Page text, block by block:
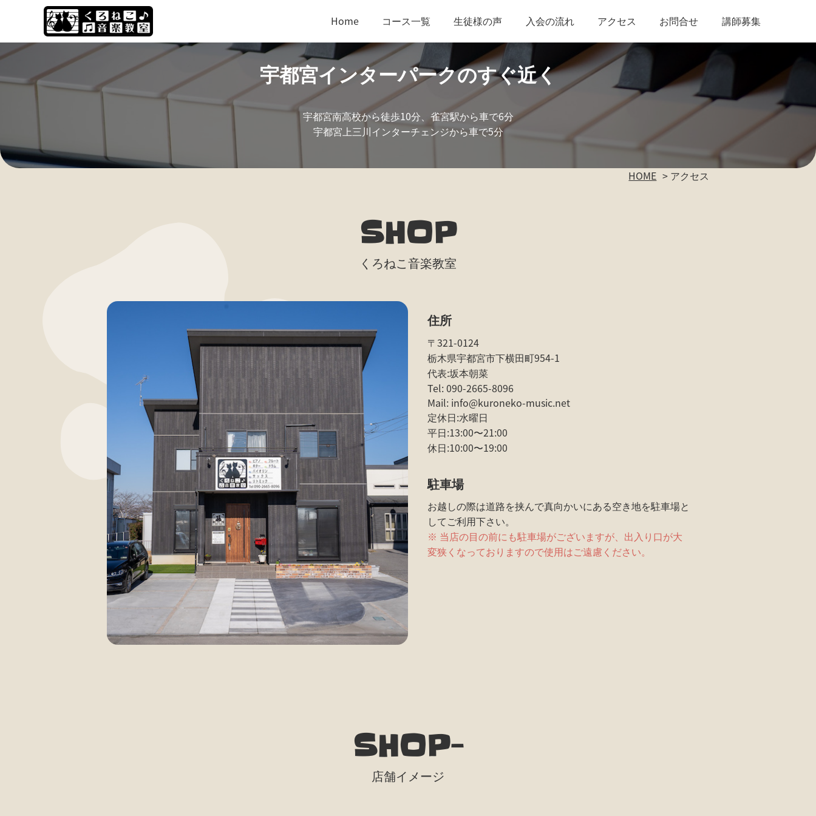
Home コース一覧 生徒様の声 入会の流れ アクセス お問合せ 講師募集
宇都宮インターパークのすぐ近く
宇都宮南高校から徒歩10分、雀宮駅から車で6分
宇都宮上三川インターチェンジから車で5分
HOME アクセス
SHOP
くろねこ音楽教室
住所
〒321-0124
栃木県宇都宮市下横田町954-1
代表:坂本朝菜
Tel: 090-2665-8096
Mail: info@kuroneko-music.net
定休日:水曜日
平日:13:00〜21:00
休日:10:00〜19:00
駐車場
お越しの際は道路を挟んで真向かいにある空き地を駐車場と
してご利用下さい。
※ 当店の目の前にも駐車場がございますが、出入り口が大
変狭くなっておりますので使用はご遠慮ください。
SHOP-
店舗イメージ